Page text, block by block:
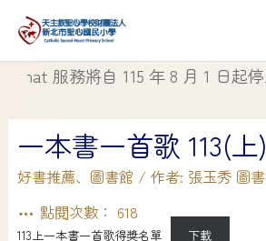
日起停止使用
一本書一首歌 113(上)
好書推薦、 圖書館/ 作者: 張玉秀 圖書
點閱次數： 618
113上一本書一首歌得獎名單 下載